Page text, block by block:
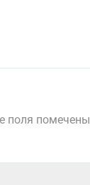
поля помечены